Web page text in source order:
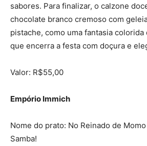
sabores. Para finalizar, o calzone
chocolate branco cremoso com
pistache, como uma fantasia
que encerra a festa com doçura e
Valor: R$55,00
Empório Immich
Nome do prato: No Reinado de
Samba!